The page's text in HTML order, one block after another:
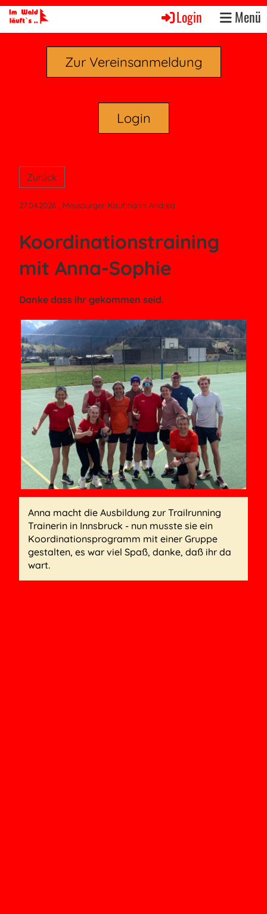
Login Menü
Zur Vereinsanmeldung
Login
Zurück
27.04.2026 , Meusburger-Kaufmann Andrea
Koordinationstraining
mit Anna-Sophie
Danke dass ihr gekommen seid.
Anna macht die Ausbildung zur Trailrunning
Trainerin in Innsbruck - nun musste sie ein
Koordinationsprogramm mit einer Gruppe
gestalten, es war viel Spaß, danke, daß ihr da
wart.